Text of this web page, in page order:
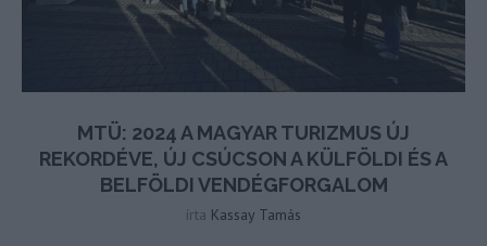
MTÜ: 2024 A MAGYAR TURIZMUS ÚJ
REKORDÉVE, ÚJ CSÚCSON A KÜLFÖLDI ÉS A
BELFÖLDI VENDÉGFORGALOM
írta Kassay Tamás